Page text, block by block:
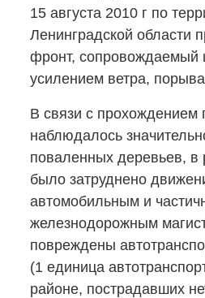
15 августа 2010 г по
Ленинградской области
фронт, сопровождаемый
усилением ветра,
В связи с прохождением
наблюдалось
поваленных деревьев, в
было затруднено
автомобильным и
железнодорожным
повреждены
(1 единица
районе, пострадавших